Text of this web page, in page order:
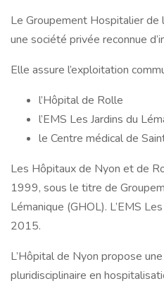
Le Groupement Hospitalier de
une société privée reconnue
Elle assure l’exploitation
l’Hôpital de Rolle
l’EMS Les Jardins du
le Centre médical de
Les Hôpitaux de Nyon et de
1999, sous le titre de
Lémanique (GHOL). L’EMS
2015.
L’Hôpital de Nyon propose
pluridisciplinaire en